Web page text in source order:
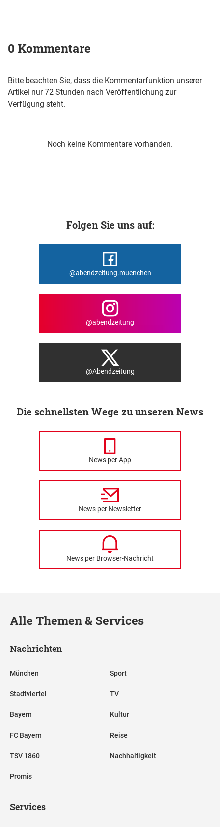
0 Kommentare
Bitte beachten Sie, dass die Kommentarfunktion unserer
Artikel nur 72 Stunden nach Veröffentlichung zur
Verfügung steht.
Noch keine Kommentare vorhanden.
Folgen Sie uns auf:
@abendzeitung.muenchen
@abendzeitung
@Abendzeitung
Die schnellsten Wege zu unseren News
News per App
News per Newsletter
News per Browser-Nachricht
Alle Themen & Services
Nachrichten
München
Stadtviertel
Bayern
FC Bayern
TSV 1860
Promis
Sport
TV
Kultur
Reise
Nachhaltigkeit
Services